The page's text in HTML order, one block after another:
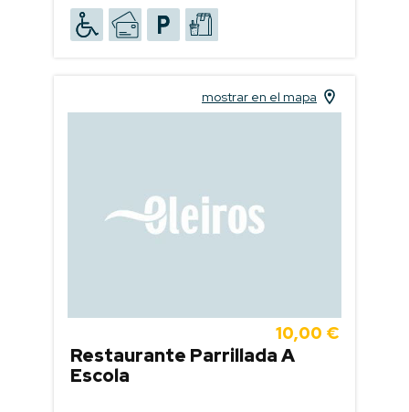
10,00 €
Restaurante Parrillada A
Escola
mostrar en el mapa